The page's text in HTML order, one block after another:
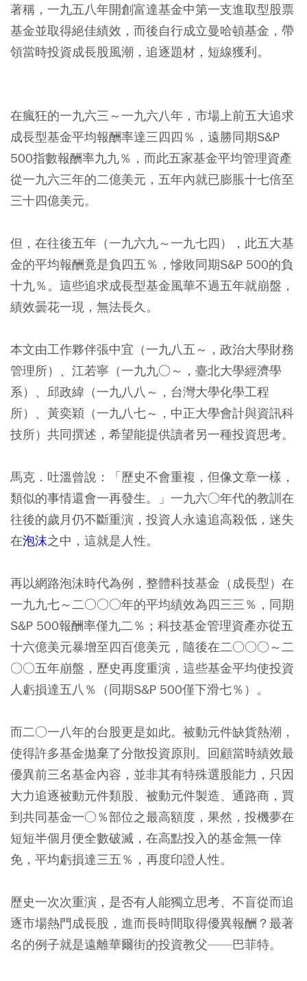
著稱，一九五八年開創富達基金中第一支進取型股票
基金並取得絕佳績效，而後自行成立曼哈頓基金，帶
領當時投資成長股風潮，追逐題材，短線獲利。
在瘋狂的一九六三～一九六八年，市場上前五大追求
成長型基金平均報酬率達三四四％，遠勝同期S&P
500指數報酬率九九％，而此五家基金平均管理資產
從一九六三年的二億美元，五年內就已膨脹十七倍至
三十四億美元。
但，在往後五年（一九六九～一九七四），此五大基
金的平均報酬竟是負四五％，慘敗同期S&P 500的負
十九％。這些追求成長型基金風華不過五年就崩盤，
績效曇花一現，無法長久。
本文由工作夥伴張中宜（一九八五～，政治大學財務
管理所）、江若寧（一九九○～，臺北大學經濟學
系）、邱政緯（一九八八～，台灣大學化學工程
所）、黃奕穎（一九八七～，中正大學會計與資訊科
技所）共同撰述，希望能提供讀者另一種投資思考。
馬克．吐溫曾說：「歷史不會重複，但像文章一樣，
類似的事情還會一再發生。」一九六○年代的教訓在
往後的歲月仍不斷重演，投資人永遠追高殺低，迷失
在泡沫之中，這就是人性。
再以網路泡沫時代為例，整體科技基金（成長型）在
一九九七～二○○○年的平均績效為四三三％，同期
S&P 500報酬率僅九二％；科技基金管理資產亦從五
十六億美元暴增至四百億美元，隨後在二○○○～二
○○五年崩盤，歷史再度重演，這些基金平均使投資
人虧損達五八％（同期S&P 500僅下滑七％）。
而二○一八年的台股更是如此。被動元件缺貨熱潮，
使得許多基金拋棄了分散投資原則。回顧當時績效最
優異前三名基金內容，並非其有特殊選股能力，只因
大力追逐被動元件類股、被動元件製造、通路商，買
到共同基金一○％部位之最高額度，果然，投機夢在
短短半個月便全數破滅，在高點投入的基金無一倖
免，平均虧損達三五％，再度印證人性。
歷史一次次重演，是否有人能獨立思考、不盲從而追
逐市場熱門成長股，進而長時間取得優異報酬？最著
名的例子就是遠離華爾街的投資教父——巴菲特。